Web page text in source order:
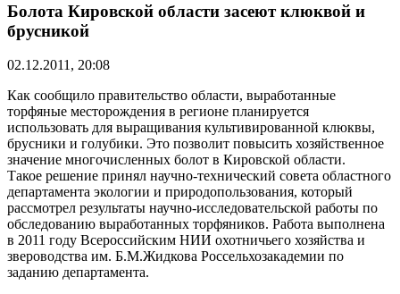
Болота Кировской области засеют клюквой и
брусникой
02.12.2011, 20:08
Как сообщило правительство области, выработанные
торфяные месторождения в регионе планируется
использовать для выращивания культивированной клюквы,
брусники и голубики. Это позволит повысить хозяйственное
значение многочисленных болот в Кировской области.
Такое решение принял научно-технический совета областного
департамента экологии и природопользования, который
рассмотрел результаты научно-исследовательской работы по
обследованию выработанных торфяников. Работа выполнена
в 2011 году Всероссийским НИИ охотничьего хозяйства и
звероводства им. Б.М.Жидкова Россельхозакадемии по
заданию департамента.